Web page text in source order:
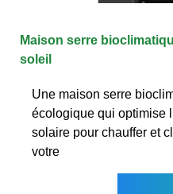
Maison serre
soleil
Une maison serre
écologique qui optimise
solaire pour chauffer et
votre